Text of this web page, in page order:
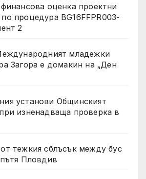
оценка проектни
процедура BG16FFPR003-
2
младежки
Загора е домакин на „Ден
установи Общинският
изненадваща проверка в
тежкия сблъсък между бус
Пловдив